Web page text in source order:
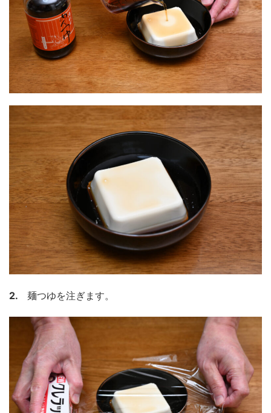
2. 麺つゆを注ぎます。